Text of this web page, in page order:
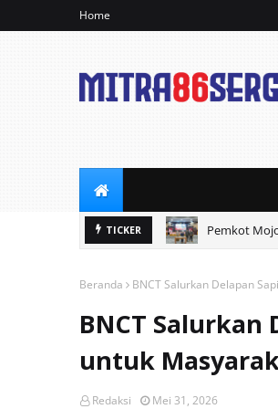
Home
TICKER
Pemkot
Hadiri Giri
Beranda BNCT Salurkan Delapan
BNCT Salurkan
untuk
Redaksi Mei 31, 2026